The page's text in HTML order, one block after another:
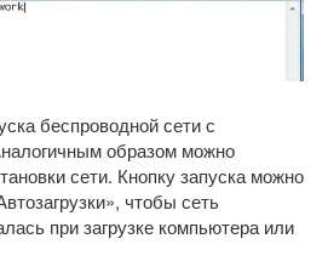
беспроводной сети с
образом можно
сети. Кнопку запуска можно
чтобы сеть
при загрузке компьютера или